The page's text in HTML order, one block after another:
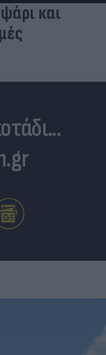
και